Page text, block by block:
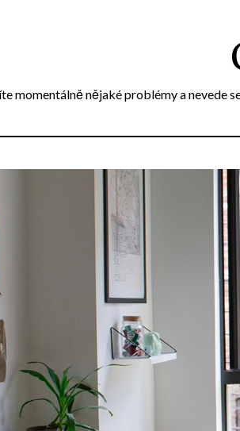
momentálně nějaké problémy a nevede